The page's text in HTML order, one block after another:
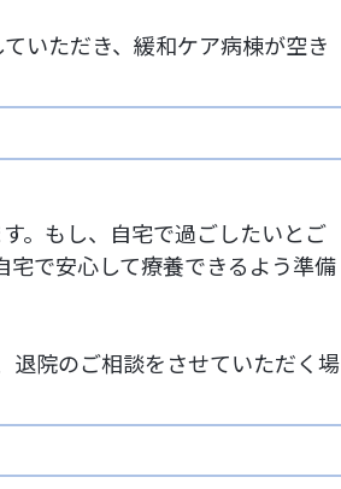
いただき、緩和ケア病棟が空き
。もし、自宅で過ごしたいとご
で安心して療養できるよう準備
退院のご相談をさせていただく場